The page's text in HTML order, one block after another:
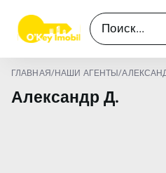
ГЛАВНАЯ/ НАШИ АГЕНТЫ/
Александр Д.